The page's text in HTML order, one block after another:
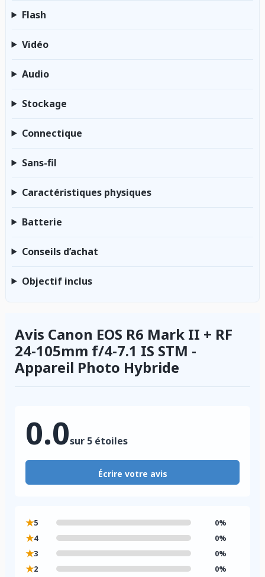
Flash
Vidéo
Audio
Stockage
Connectique
Sans-fil
Caractéristiques physiques
Batterie
Conseils d’achat
Objectif inclus
Avis Canon EOS R6 Mark II + RF
24-105mm f/4-7.1 IS STM -
Appareil Photo Hybride
0.0sur 5 étoiles
Écrire votre avis
★5 0%
★4 0%
★3 0%
★2 0%